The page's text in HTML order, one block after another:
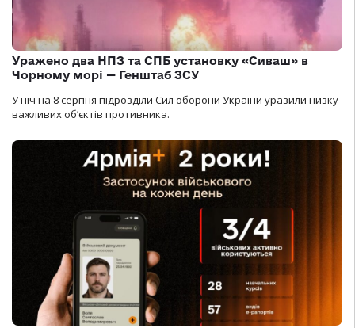
Уражено два НПЗ та СПБ установку «Сиваш» в
Чорному морі — Генштаб ЗСУ
У ніч на 8 серпня підрозділи Сил оборони України уразили низку
важливих об’єктів противника.